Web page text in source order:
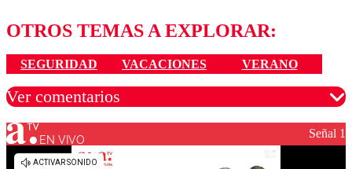
OTROS TEMAS A EXPLORAR:
SEGURIDAD VACACIONES VERANO
Ver comentarios
Los comentarios son moderados para garantizar un
EN VIVO Señal 1